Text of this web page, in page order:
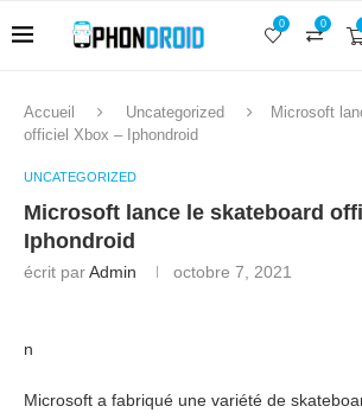
0
0
Accueil Uncategorized
Microsoft
officiel Xbox – Iphondroid
UNCATEGORIZED
Microsoft lance le skateboard
Iphondroid
écrit parAdmin octobre 7, 2021
n
Microsoft a fabriqué une variété de